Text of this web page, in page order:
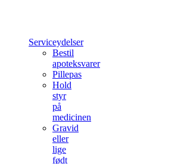
Serviceydelser
Bestil
apoteksvarer
Pillepas
Hold
styr
på
medicinen
Gravid
eller
lige
født